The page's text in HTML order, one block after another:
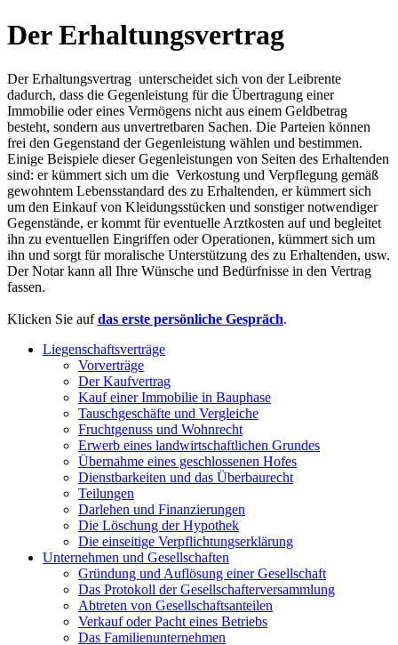
Der Erhaltungsvertrag
Der Erhaltungsvertrag unterscheidet sich von der Leibrente
dadurch, dass die Gegenleistung für die Übertragung einer
Immobilie oder eines Vermögens nicht aus einem Geldbetrag
besteht, sondern aus unvertretbaren Sachen. Die Parteien können
frei den Gegenstand der Gegenleistung wählen und bestimmen.
Einige Beispiele dieser Gegenleistungen von Seiten des Erhaltenden
sind: er kümmert sich um die Verkostung und Verpflegung gemäß
gewohntem Lebensstandard des zu Erhaltenden, er kümmert sich
um den Einkauf von Kleidungsstücken und sonstiger notwendiger
Gegenstände, er kommt für eventuelle Arztkosten auf und begleitet
ihn zu eventuellen Eingriffen oder Operationen, kümmert sich um
ihn und sorgt für moralische Unterstützung des zu Erhaltenden, usw.
Der Notar kann all Ihre Wünsche und Bedürfnisse in den Vertrag
fassen.
Klicken Sie aufdas erste persönliche Gespräch.
Liegenschaftsverträge
Vorverträge
Der Kaufvertrag
Kauf einer Immobilie in Bauphase
Tauschgeschäfte und Vergleiche
Fruchtgenuss und Wohnrecht
Erwerb eines landwirtschaftlichen Grundes
Übernahme eines geschlossenen Hofes
Dienstbarkeiten und das Überbaurecht
Teilungen
Darlehen und Finanzierungen
Die Löschung der Hypothek
Die einseitige Verpflichtungserklärung
Unternehmen und Gesellschaften
Gründung und Auflösung einer Gesellschaft
Das Protokoll der Gesellschafterversammlung
Abtreten von Gesellschaftsanteilen
Verkauf oder Pacht eines Betriebs
Das Familienunternehmen